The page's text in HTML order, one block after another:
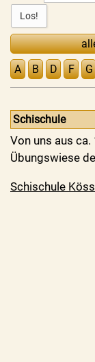
A
B D F G
Schischule
Von uns aus
Übungswiese
Schischule